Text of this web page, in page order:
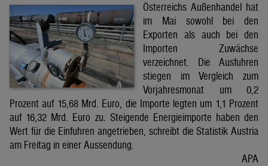
Österreichs Außenhandel hat
im Mai sowohl bei den
Exporten als auch bei den
Importen Zuwächse
verzeichnet. Die Ausfuhren
stiegen im Vergleich zum
Vorjahresmonat um 0,2
Prozent auf 15,68 Mrd. Euro, die Importe legten um 1,1 Prozent
auf 16,32 Mrd. Euro zu. Steigende Energieimporte haben den
Wert für die Einfuhren angetrieben, schreibt die Statistik Austria
am Freitag in einer Aussendung.
APA